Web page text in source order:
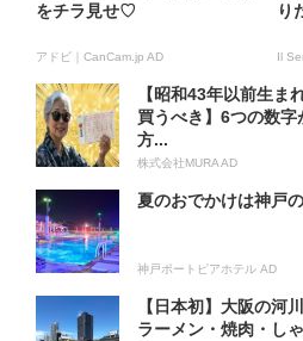
をチラ見せ♡
アドビ｜CanCam.jp AD
り
Il
【昭和43年以前生ま
買うべき】6つの数
方...
株式会社MURA AD
夏のおでかけは神戸
神戸ポートピアホテル AD
【日本初】大阪の河
ラーメン・焼肉・し